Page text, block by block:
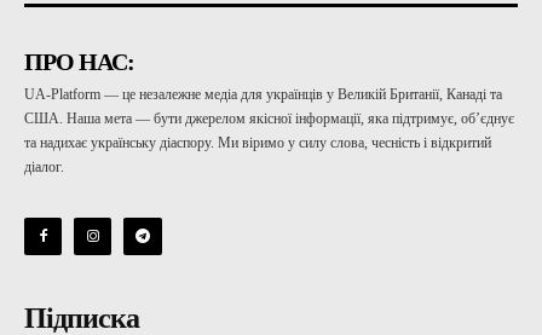
ПРО НАС:
UA-Platform — це незалежне медіа для українців у Великій Британії, Канаді та
США. Наша мета — бути джерелом якісної інформації, яка підтримує, об’єднує
та надихає українську діаспору. Ми віримо у силу слова, чесність і відкритий
діалог.
Підписка